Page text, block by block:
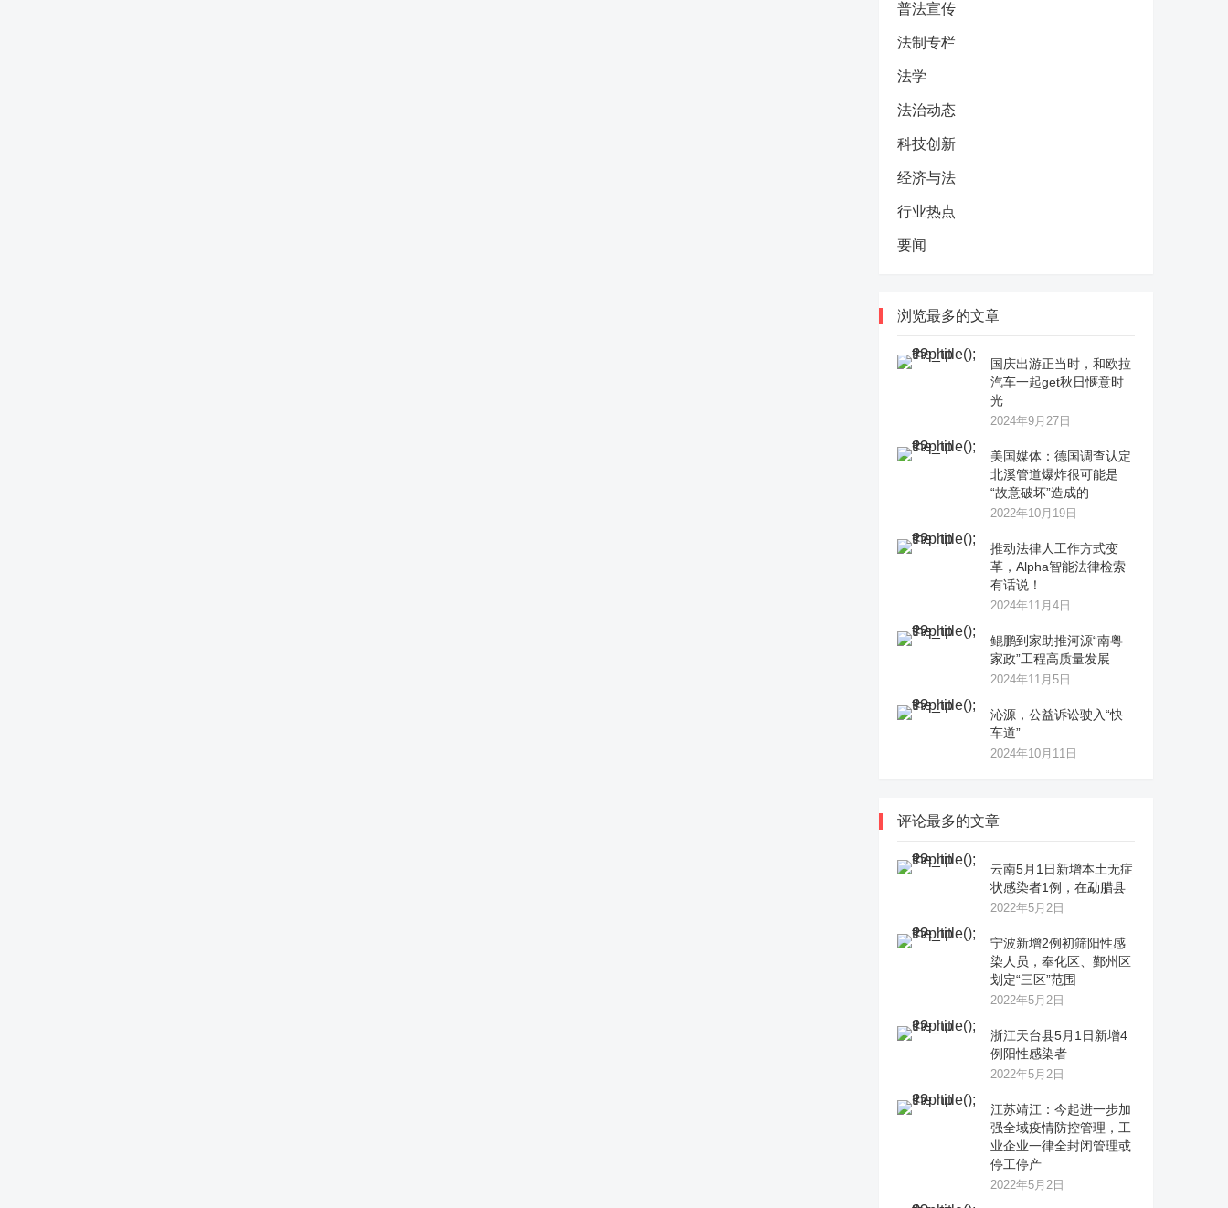
普法宣传
法制专栏
法学
法治动态
科技创新
经济与法
行业热点
要闻
浏览最多的文章
国庆出游正当时，和欧拉
汽车一起get秋日惬意时
光
2024年9月27日
美国媒体：德国调查认定
北溪管道爆炸很可能是
“故意破坏”造成的
2022年10月19日
推动法律人工作方式变
革，Alpha智能法律检索
有话说！
2024年11月4日
鲲鹏到家助推河源“南粤
家政”工程高质量发展
2024年11月5日
沁源，公益诉讼驶入“快
车道”
2024年10月11日
评论最多的文章
云南5月1日新增本土无症
状感染者1例，在勐腊县
2022年5月2日
宁波新增2例初筛阳性感
染人员，奉化区、鄞州区
划定“三区”范围
2022年5月2日
浙江天台县5月1日新增4
例阳性感染者
2022年5月2日
江苏靖江：今起进一步加
强全域疫情防控管理，工
业企业一律全封闭管理或
停工停产
2022年5月2日